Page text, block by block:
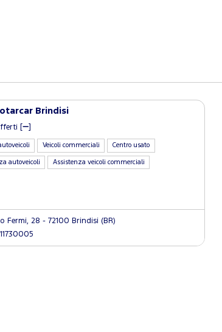
Brindisi
[ ]
Veicoli commerciali Centro usato
autoveicoli Assistenza veicoli commerciali
Fermi, 28 - 72100 Brindisi (BR)